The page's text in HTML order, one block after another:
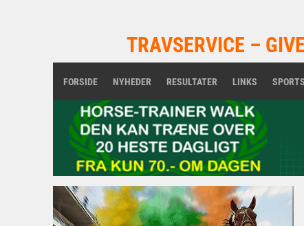
TRAVSERVICE –
FORSIDE NYHEDER RESULTATER LINKS